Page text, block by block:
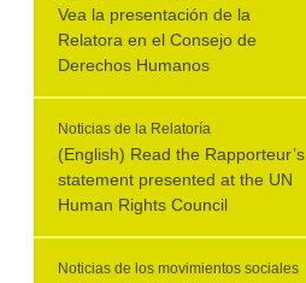
Vea la presentación de la
Relatora en el Consejo de
Derechos Humanos
Noticias de la Relatoría
(English) Read the Rapporteur’s
statement presented at the UN
Human Rights Council
Noticias de los movimientos sociales